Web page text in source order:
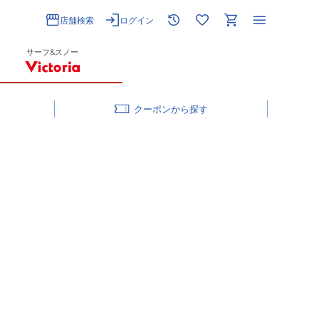
店舗検索 ログイン
サーフ&スノー
クーポン